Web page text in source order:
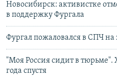
Новосибирск: активистке
в поддержку Фургала
Фургал пожаловался в СПЧ на
"Моя Россия сидит в тюрьме".
года спустя